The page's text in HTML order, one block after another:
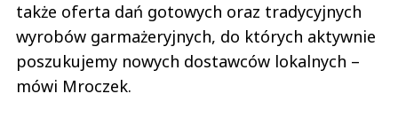
także oferta dań gotowych oraz tradycyjnych
wyrobów garmażeryjnych, do których aktywnie
poszukujemy nowych dostawców lokalnych –
mówi Mroczek.